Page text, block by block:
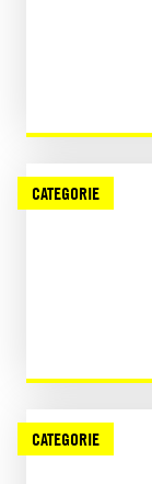
CATEGORIE
CATEGORIE